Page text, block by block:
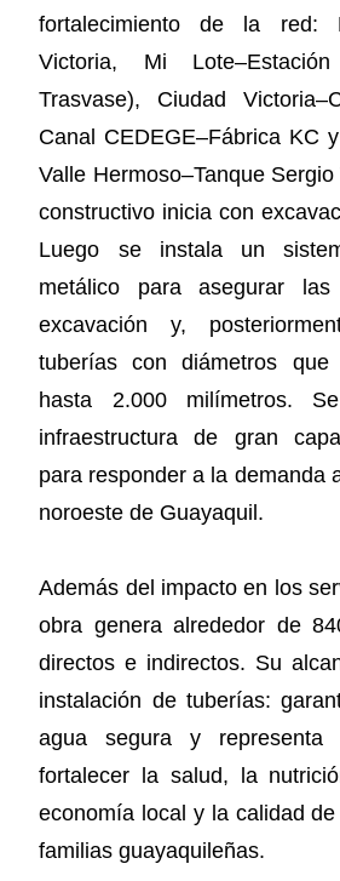
fortalecimiento de la red:
Victoria, Mi
Trasvase), Ciudad
Canal CEDEGE–Fábrica KC
Valle Hermoso–Tanque
constructivo inicia con
Luego se instala un
metálico para asegurar
excavación y,
tuberías con diámetros
hasta 2.000 milímetros.
infraestructura de gran
para responder a la demanda
noroeste de Guayaquil.
Además del impacto en los
obra genera alrededor de
directos e indirectos. Su
instalación de tuberías:
agua segura y representa
fortalecer la salud, la
economía local y la calidad
familias guayaquileñas.